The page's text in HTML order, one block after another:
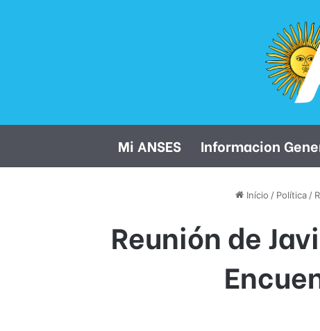
Mi ANSES Informacion
Início / Política /
Reunión de